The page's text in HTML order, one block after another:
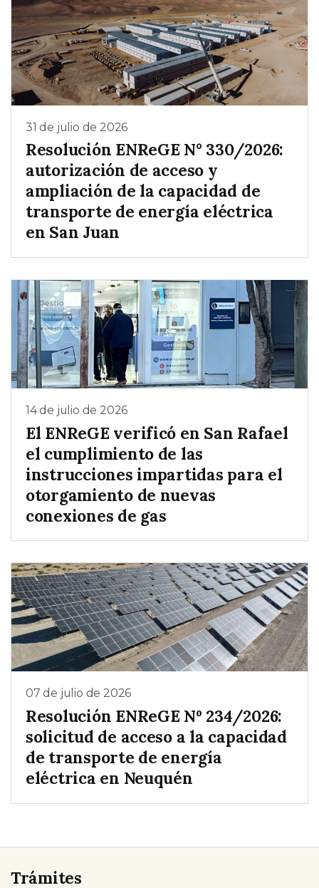
31 de julio de 2026
Resolución ENReGE N° 330/2026:
autorización de acceso y
ampliación de la capacidad de
transporte de energía eléctrica
en San Juan
14 de julio de 2026
El ENReGE verificó en San Rafael
el cumplimiento de las
instrucciones impartidas para el
otorgamiento de nuevas
conexiones de gas
07 de julio de 2026
Resolución ENReGE Nº 234/2026:
solicitud de acceso a la capacidad
de transporte de energía
eléctrica en Neuquén
Trámites